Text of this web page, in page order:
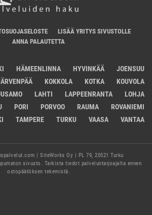
LISÄÄ YRITYS SIVUSTOLLE
ANNA PALAUTETTA
HÄMEENLINNA HYVINKÄÄ
JOENSUU
KOKKOLA KOTKA
KOUVOLA
LAHTI LAPPEENRANTA
LOHJA
PORI PORVOO RAUMA
ROVANIEMI
TAMPERE TURKU VAASA VANTAA
| SiteWorks Oy | PL 79, 20521 Turku
sivusto. Tarkista tiedot palveluntarjoajalta ennen
ostopäätöksen tekemistä.